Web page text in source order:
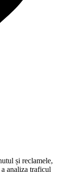
și reclamele,
analiza traficul